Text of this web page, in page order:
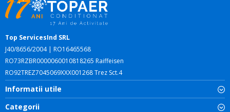
Top ServicesInd SRL
J40/8656/2004 | RO16465568
RO73RZBR0000060010818265 Raiffeisen
RO92TREZ7045069XXX001268 Trez Sct.4
Informatii utile
Categorii